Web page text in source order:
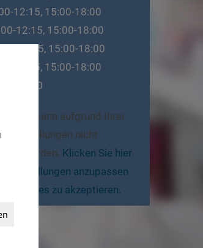
12:15, 15:00-18:00
12:15, 15:00-18:00
12:15, 15:00-18:00
12:15, 15:00-18:00
12:00
Inhalt kann aufgrund Ihrer
Einstellungen nicht
werden. Klicken Sie hier
Einstellungen anzupassen
Cookies zu akzeptieren.